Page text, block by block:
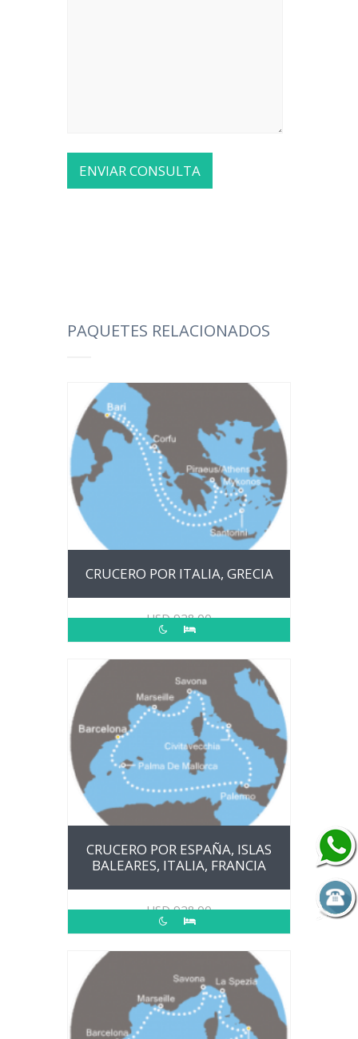
PAQUETES RELACIONADOS
CRUCERO POR ITALIA, GRECIA
USD928.00
CRUCERO POR ESPAÑA, ISLAS
BALEARES, ITALIA, FRANCIA
USD928.00